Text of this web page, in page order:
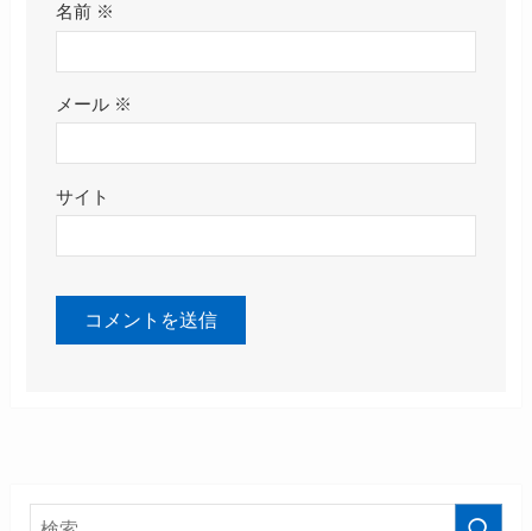
名前 ※
メール ※
サイト